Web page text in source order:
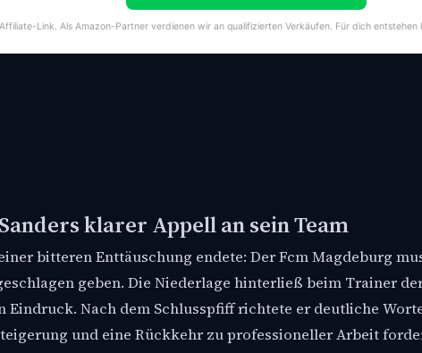
Link. Als Amazon-Partner verdienen wir an qualifizierten Verkäufen. Für dich entstehen
klarer Appell an sein Team
bitteren Enttäuschung endete: Der Fcm Magdeburg
geben. Die Niederlage hinterließ beim Trainer
Nach dem Schlusspfiff richtete er deutliche
und eine Rückkehr zu professioneller Arbeit